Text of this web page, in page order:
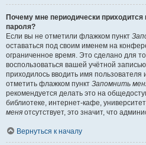
Почему мне периодически приходится
пароля?
Если вы не отметили флажком пункт
оставаться под своим именем на
ограниченное время. Это сделано для
воспользоваться вашей учётной
приходилось вводить имя
отметить флажком пункт Запомнить
рекомендуется делать это на
библиотеке, интернет-кафе,
меня отсутствует, это значит, что
Вернуться к началу